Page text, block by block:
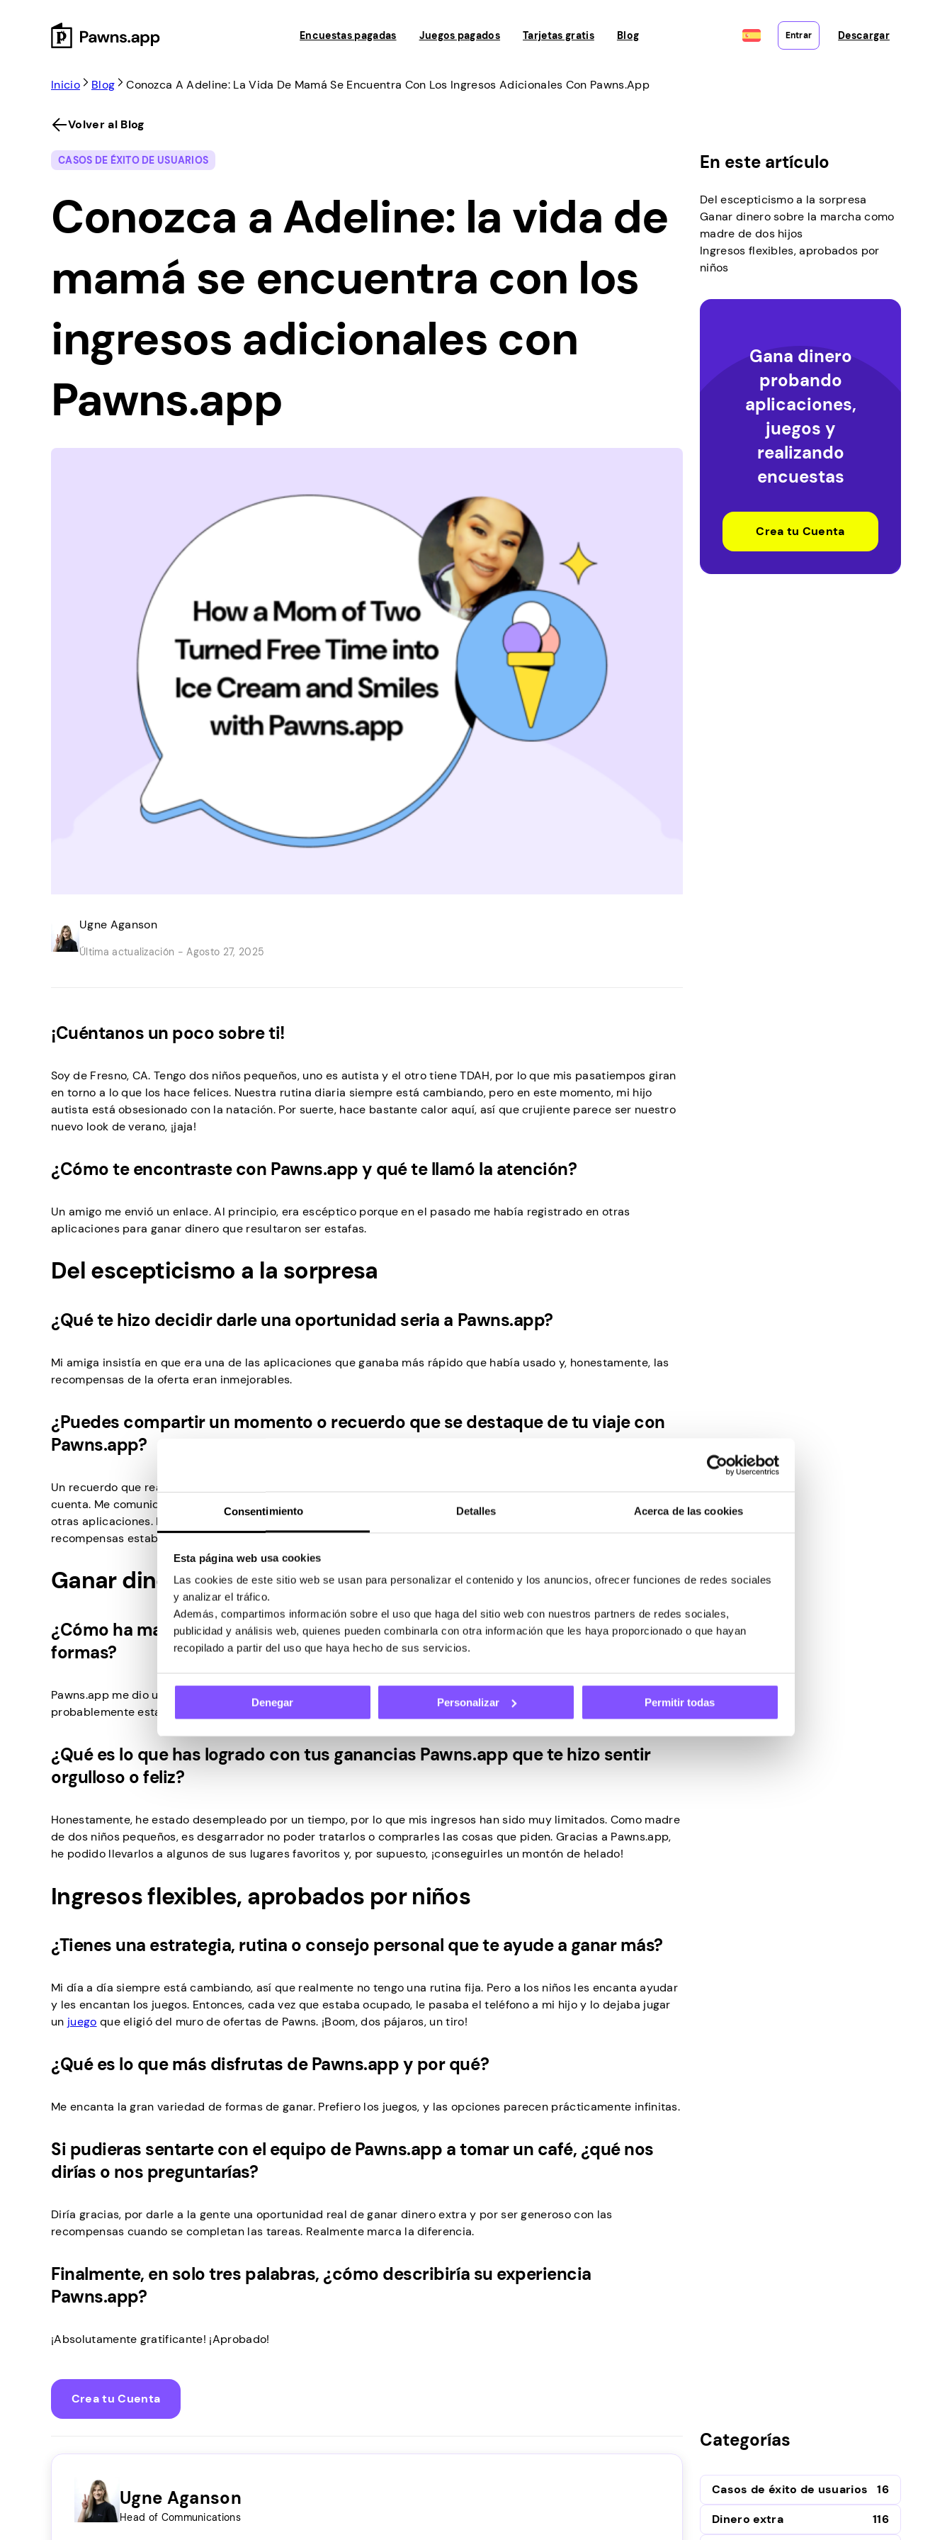
Consentimiento Detalles Acerca de las cookies
Esta página web usa cookies
Las cookies de este sitio web se usan para personalizar el contenido y los anuncios, ofrecer funciones de redes sociales
y analizar el tráfico.
Además, compartimos información sobre el uso que haga del sitio web con nuestros partners de redes sociales,
publicidad y análisis web, quienes pueden combinarla con otra información que les haya proporcionado o que hayan
recopilado a partir del uso que haya hecho de sus servicios.
Denegar Personalizar Permitir todas
Encuestas pagadas Juegos pagados Tarjetas gratis Blog Entrar Descargar
Inicio Blog Conozca A Adeline: La Vida De Mamá Se Encuentra Con Los Ingresos Adicionales Con Pawns.app
Volver al Blog
CASOS DE ÉXITO DE USUARIOS
Conozca a Adeline: la vida de
mamá se encuentra con los
ingresos adicionales con
Pawns.app
Ugne Aganson
Última actualización - Agosto 27, 2025
¡Cuéntanos un poco sobre ti!
Soy de Fresno, CA. Tengo dos niños pequeños, uno es autista y el otro tiene TDAH, por lo que mis pasatiempos giran
en torno a lo que los hace felices. Nuestra rutina diaria siempre está cambiando, pero en este momento, mi hijo
autista está obsesionado con la natación. Por suerte, hace bastante calor aquí, así que crujiente parece ser nuestro
nuevo look de verano, ¡jaja!
¿Cómo te encontraste con Pawns.app y qué te llamó la atención?
Un amigo me envió un enlace. Al principio, era escéptico porque en el pasado me había registrado en otras
aplicaciones para ganar dinero que resultaron ser estafas.
Del escepticismo a la sorpresa
¿Qué te hizo decidir darle una oportunidad seria a Pawns.app?
Mi amiga insistía en que era una de las aplicaciones que ganaba más rápido que había usado y, honestamente, las
recompensas de la oferta eran inmejorables.
¿Puedes compartir un momento o recuerdo que se destaque de tu viaje con
Pawns.app?
Un recuerdo que realmente se destacó fue cuando completé una tarea, pero mi juego no se sincronizó con mi
cuenta. Me comuniqué con el soporte, esperando un escenario de pesadilla: esperar días sin respuesta, como con
otras aplicaciones. Pero para mi sorpresa, el soporte de Pawns me respondió en una hora y, al final del día, mis
recompensas estaban en mi cuenta. ¡Estaba realmente impresionado!
Ganar dinero sobre la marcha como madre de dos hijos
¿Cómo ha marcado Pawns.app una diferencia en tu vida, incluso en pequeñas
formas?
Pawns.app me dio una oportunidad real de ganar dinero extra a mi propio ritmo, ¡jugando aplicaciones que
probablemente estaría usando gratis de todos modos!
¿Qué es lo que has logrado con tus ganancias Pawns.app que te hizo sentir
orgulloso o feliz?
Honestamente, he estado desempleado por un tiempo, por lo que mis ingresos han sido muy limitados. Como madre
de dos niños pequeños, es desgarrador no poder tratarlos o comprarles las cosas que piden. Gracias a Pawns.app,
he podido llevarlos a algunos de sus lugares favoritos y, por supuesto, ¡conseguirles un montón de helado!
Ingresos flexibles, aprobados por niños
¿Tienes una estrategia, rutina o consejo personal que te ayude a ganar más?
Mi día a día siempre está cambiando, así que realmente no tengo una rutina fija. Pero a los niños les encanta ayudar
y les encantan los juegos. Entonces, cada vez que estaba ocupado, le pasaba el teléfono a mi hijo y lo dejaba jugar
un juego que eligió del muro de ofertas de Pawns. ¡Boom, dos pájaros, un tiro!
¿Qué es lo que más disfrutas de Pawns.app y por qué?
Me encanta la gran variedad de formas de ganar. Prefiero los juegos, y las opciones parecen prácticamente infinitas.
Si pudieras sentarte con el equipo de Pawns.app a tomar un café, ¿qué nos
dirías o nos preguntarías?
Diría gracias, por darle a la gente una oportunidad real de ganar dinero extra y por ser generoso con las
recompensas cuando se completan las tareas. Realmente marca la diferencia.
Finalmente, en solo tres palabras, ¿cómo describiría su experiencia
Pawns.app?
¡Absolutamente gratificante! ¡Aprobado!
Crea tu Cuenta
Ugne Aganson
Head of Communications
En este artículo
Del escepticismo a la sorpresa
Ganar dinero sobre la marcha como
madre de dos hijos
Ingresos flexibles, aprobados por
niños
Gana dinero
probando
aplicaciones,
juegos y
realizando
encuestas
Crea tu Cuenta
Categorías
Casos de éxito de usuarios
16
Dinero extra
116